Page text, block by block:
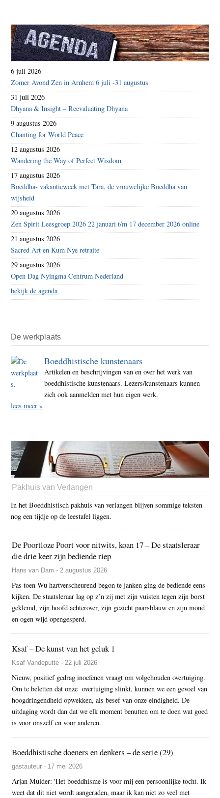
6 juli 2026
Zomer Avond Zen in Arnhem 6 juli -31 augustus
31 juli 2026
Dhyana & Insight – Reevaluating Dhyana
9 augustus 2026
Chanting for World Peace
12 augustus 2026
Wandering the Way of Perfect Wisdom
17 augustus 2026
Boeddha- vakantieweek met Tara, de vrouwelijke Boeddha van
wijsheid
20 augustus 2026
Zen Spirit Leesgroep 2026 22 januari t/m 17 december 2026 online
21 augustus 2026
Sacred Art en Kum Nye retraite
29 augustus 2026
Open Dag Nyingma Centrum Nederland
bekijk de agenda
De werkplaats
Boeddhistische kunstenaars
Artikelen en beschrijvingen van en over het werk van
boeddhistische kunstenaars. Lezers/kunstenaars kunnen
zich ook aanmelden met hun eigen werk.
lees meer »
Pakhuis van Verlangen
In het Boeddhistisch pakhuis van verlangen blijven sommige teksten
nog een tijdje op de leestafel liggen.
De Poortloze Poort voor nitwits, koan 17 – De staatsleraar
die drie keer zijn bediende riep
Hans van Dam - 2 augustus 2026
Pas toen Wu hartverscheurend begon te janken ging de bediende eens
kijken. De staatsleraar lag op z’n zij met zijn vuisten tegen zijn borst
geklemd, zijn hoofd achterover, zijn gezicht paarsblauw en zijn mond
en ogen wijd opengesperd.
Ksaf – De kunst van het geluk 1
Ksaf Vandeputte - 22 juli 2026
Nieuw, positief gedrag inoefenen vraagt om volgehouden overtuiging.
Om te beletten dat onze overtuiging slinkt, kunnen we een gevoel van
hoogdringendheid opwekken, als besef van onze eindigheid. De
uitdaging wordt dan dat we elk moment benutten om te doen wat goed
is voor onszelf en voor anderen.
Boeddhistische doeners en denkers – de serie (29)
gastauteur - 17 mei 2026
Arjan Mulder: 'Het boeddhisme is voor mij een persoonlijke tocht. Ik
weet dat dit niet wordt aangeraden, maar ik kan niet zo veel met